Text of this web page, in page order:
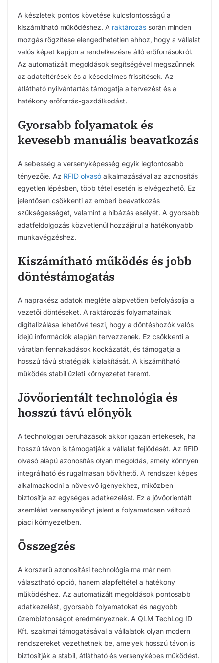
A készletek pontos követése kulcsfontosságú a
kiszámítható működéshez. A raktározás során minden
mozgás rögzítése elengedhetetlen ahhoz, hogy a vállalat
valós képet kapjon a rendelkezésre álló erőforrásokról.
Az automatizált megoldások segítségével megszűnnek
az adateltérések és a késedelmes frissítések. Az
átlátható nyilvántartás támogatja a tervezést és a
hatékony erőforrás-gazdálkodást.
Gyorsabb folyamatok és
kevesebb manuális beavatkozás
A sebesség a versenyképesség egyik legfontosabb
tényezője. Az RFID olvasó alkalmazásával az azonosítás
egyetlen lépésben, több tétel esetén is elvégezhető. Ez
jelentősen csökkenti az emberi beavatkozás
szükségességét, valamint a hibázás esélyét. A gyorsabb
adatfeldolgozás közvetlenül hozzájárul a hatékonyabb
munkavégzéshez.
Kiszámítható működés és jobb
döntéstámogatás
A naprakész adatok megléte alapvetően befolyásolja a
vezetői döntéseket. A raktározás folyamatainak
digitalizálása lehetővé teszi, hogy a döntéshozók valós
idejű információk alapján tervezzenek. Ez csökkenti a
váratlan fennakadások kockázatát, és támogatja a
hosszú távú stratégiák kialakítását. A kiszámítható
működés stabil üzleti környezetet teremt.
Jövőorientált technológia és
hosszú távú előnyök
A technológiai beruházások akkor igazán értékesek, ha
hosszú távon is támogatják a vállalat fejlődését. Az RFID
olvasó alapú azonosítás olyan megoldás, amely könnyen
integrálható és rugalmasan bővíthető. A rendszer képes
alkalmazkodni a növekvő igényekhez, miközben
biztosítja az egységes adatkezelést. Ez a jövőorientált
szemlélet versenyelőnyt jelent a folyamatosan változó
piaci környezetben.
Összegzés
A korszerű azonosítási technológia ma már nem
választható opció, hanem alapfeltétel a hatékony
működéshez. Az automatizált megoldások pontosabb
adatkezelést, gyorsabb folyamatokat és nagyobb
üzembiztonságot eredményeznek. A QLM TechLog ID
Kft. szakmai támogatásával a vállalatok olyan modern
rendszereket vezethetnek be, amelyek hosszú távon is
biztosítják a stabil, átlátható és versenyképes működést.